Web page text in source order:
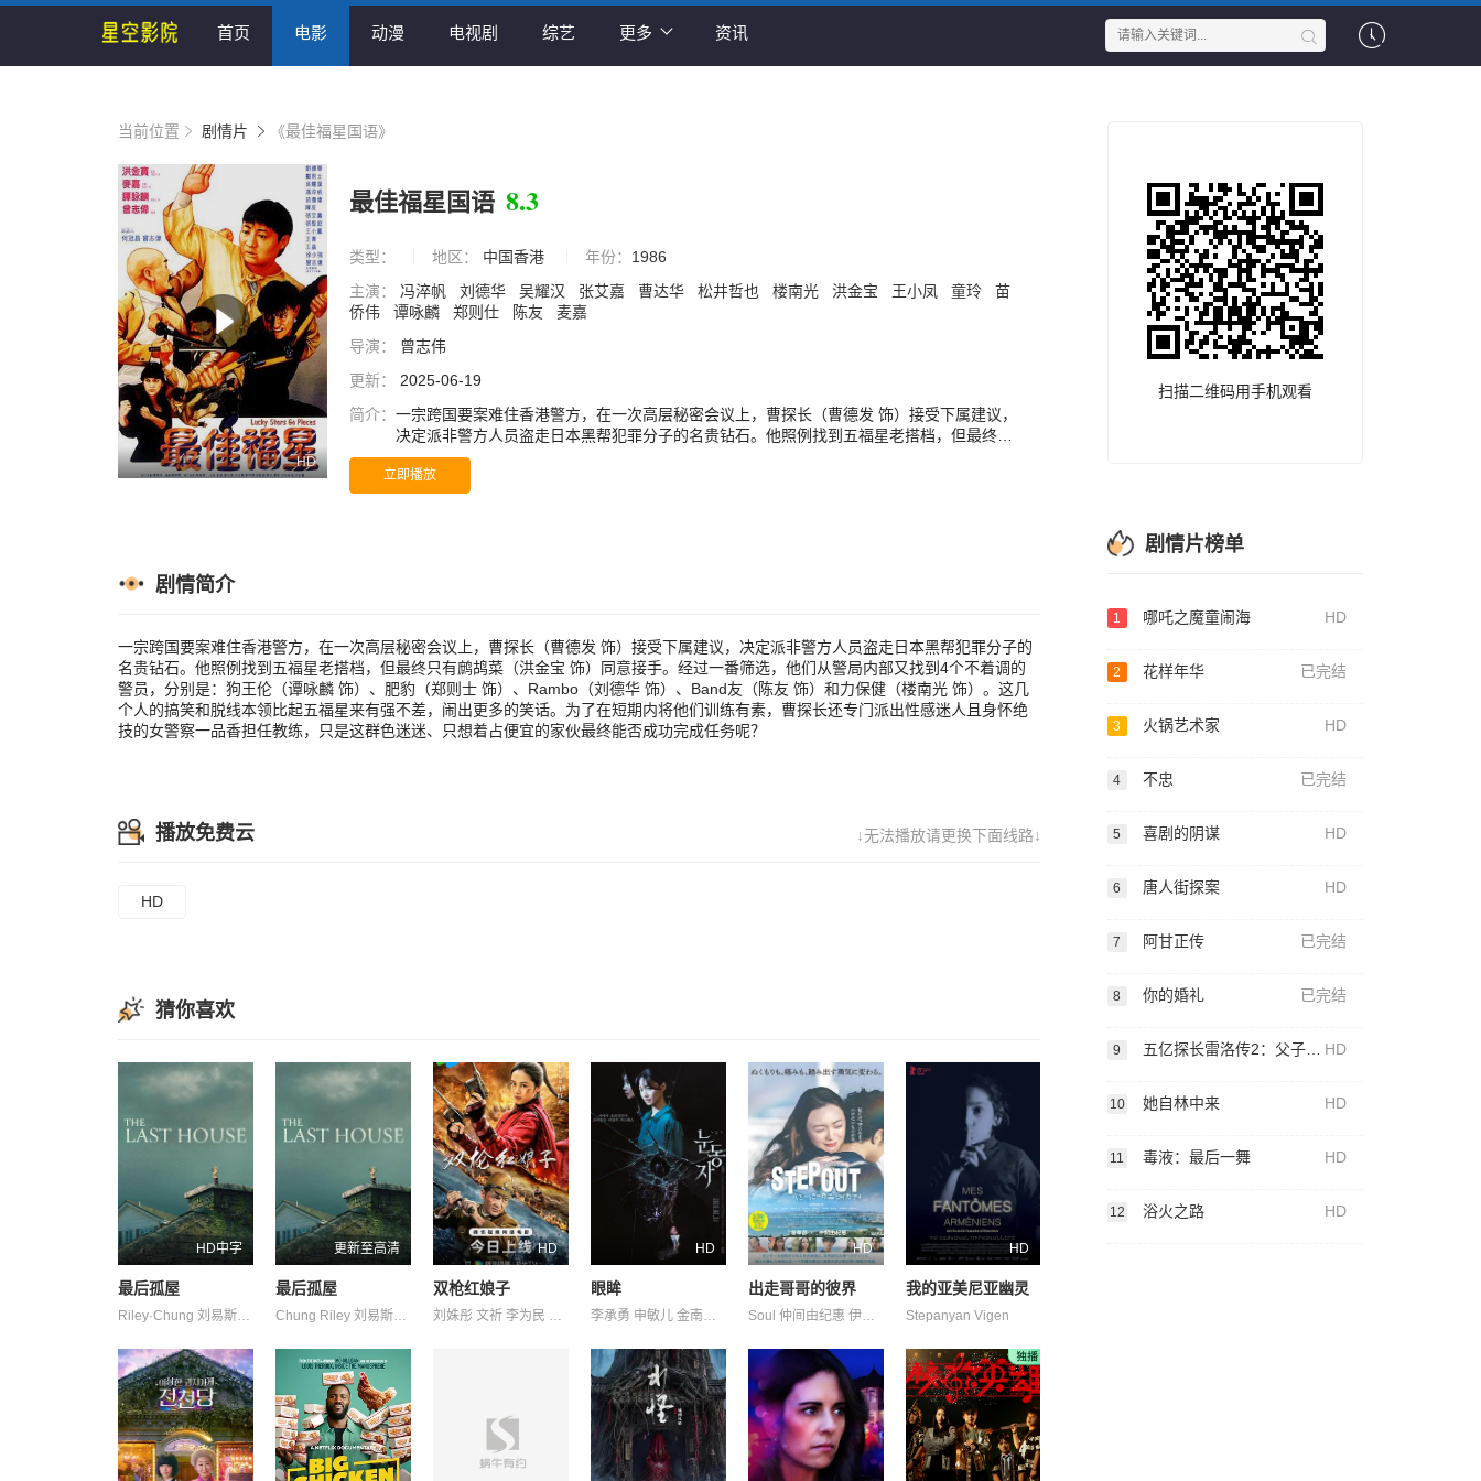
首页 电影 动漫 电视剧 综艺 更多 资讯
当前位置 剧情片 《最佳福星国语》
HD
最佳福星国语 8.3
类型： 地区： 中国香港 年份： 1986
主演：
冯淬帆 刘德华 吴耀汉 张艾嘉 曹达华 松井哲也 楼南光 洪金宝 王小凤 童玲
苗
侨伟
谭咏麟 郑则仕 陈友
麦嘉
导演：
曾志伟
更新：
2025-06-19
简介： 一宗跨国要案难住香港警方，在一次高层秘密会议上，曹探长（曹德发 饰）接受下属建议，
决定派非警方人员盗走日本黑帮犯罪分子的名贵钻石。他照例找到五福星老搭档，但最终只
有鹧鸪菜（洪金宝 饰）同意接手。经过一番筛选，他们从警局内部又找到4个不着调的警
员，分别是：狗王伦（谭咏麟 饰）、肥豹（郑则士 饰）、Rambo（刘德华 饰）、Band友
（陈友 饰）和力保健（楼南光 饰）。这几个人的搞笑和脱线本领比起五福星来有强不差，
立即播放
剧情简介
一宗跨国要案难住香港警方，在一次高层秘密会议上，曹探长（曹德发 饰）接受下属建议，决定派非警方人员盗走日本黑帮犯罪分子的
名贵钻石。他照例找到五福星老搭档，但最终只有鹧鸪菜（洪金宝 饰）同意接手。经过一番筛选，他们从警局内部又找到4个不着调的
警员，分别是：狗王伦（谭咏麟 饰）、肥豹（郑则士 饰）、Rambo（刘德华 饰）、Band友（陈友 饰）和力保健（楼南光 饰）。这几
个人的搞笑和脱线本领比起五福星来有强不差，闹出更多的笑话。为了在短期内将他们训练有素，曹探长还专门派出性感迷人且身怀绝
技的女警察一品香担任教练，只是这群色迷迷、只想着占便宜的家伙最终能否成功完成任务呢？
↓无法播放请更换下面线路↓
播放免费云
HD
猜你喜欢
HD中字
最后孤屋
Riley·Chung 刘易斯·古迪 加百列·钟 南希·鲍德温 奥利弗·亨利·阿诺德 奥黛丽·安德森 杰德·奥金 格蕾塔·李 瓦格纳·马拉 艾玛·霍 西德·爱德华兹 诺亚·亚历山大·索斯诺夫斯基 费莉西蒂·鲍恩 陶妮·丰塔纳
更新至高清
最后孤屋
Chung Riley 刘易斯·古迪 加百列·钟 南希·鲍德温 奥利弗·亨利·阿诺德 奥黛丽·安德森 杰德·奥金 格蕾塔·李 瓦格纳·马拉 艾玛·霍 西德·爱德华兹 诺亚·亚历山大·索斯诺夫斯基 费莉西蒂·鲍恩 陶妮·丰塔纳
HD
双枪红娘子
刘姝彤 文祈 李为民 王品一 王岗岗 王程 谢宁 邱晨阳 陈之辉 魏兆雄
HD
眼眸
李承勇 申敏儿 金南熙 金英雅
HD
出走哥哥的彼界
Soul 仲间由纪惠 伊波れいり 内田树 又吉伶音 城间やよい 寺辻健一郎 松田流花 津嘉山正种 津波竜斗 玉城敦子 盧礼欧
HD
我的亚美尼亚幽灵
Stepanyan Vigen
扫描二维码用手机观看
剧情片榜单
1 哪吒之魔童闹海 HD
2 花样年华 已完结
3 火锅艺术家 HD
4 不忠 已完结
5 喜剧的阴谋 HD
6 唐人街探案 HD
7 阿甘正传 已完结
8 你的婚礼 已完结
9 五亿探长雷洛传2：父子情仇粤语 HD
10 她自林中来 HD
11 毒液：最后一舞 HD
12 浴火之路 HD